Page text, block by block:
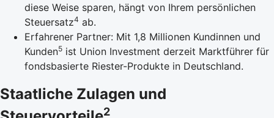
diese Weise sparen, hängt von Ihrem persönlichen
Steuersatz4 ab.
Erfahrener Partner: Mit 1,8 Millionen Kundinnen und
Kunden5 ist Union Investment derzeit Marktführer für
fondsbasierte Riester-Produkte in Deutschland.
Staatliche Zulagen und
2